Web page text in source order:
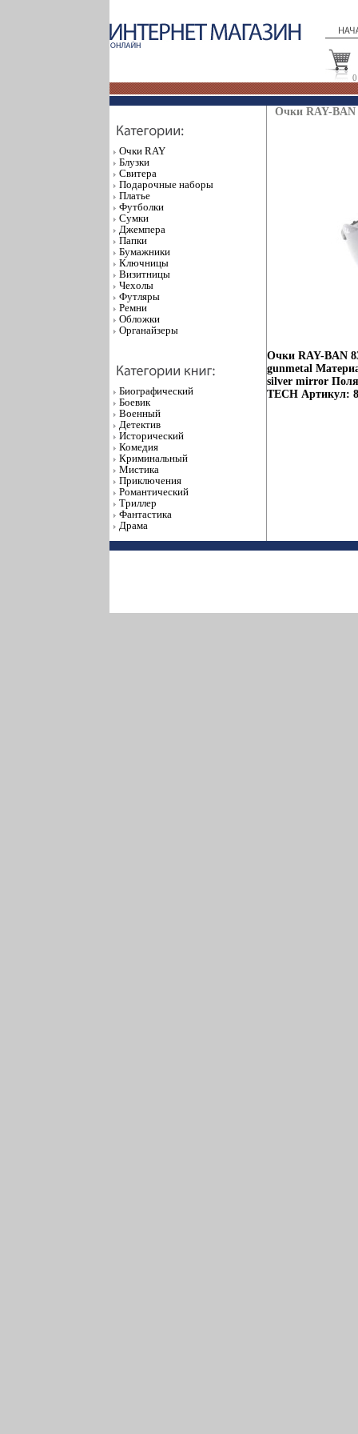
0
Очки RAY
Блузки
Свитера
Подарочные наборы
Платье
Футболки
Сумки
Джемпера
Папки
Бумажники
Ключницы
Визитницы
Чехолы
Футляры
Ремни
Обложки
Органайзеры
Биографический
Боевик
Военный
Детектив
Исторический
Комедия
Криминальный
Мистика
Приключения
Романтический
Триллер
Фантастика
Драма
Очки RAY-BAN
Очки RAY-BAN
gunmetal
silver mirror
TECH Артикул: